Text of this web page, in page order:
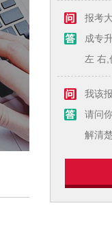
报考
成专
左 右,
我该
请问
解清